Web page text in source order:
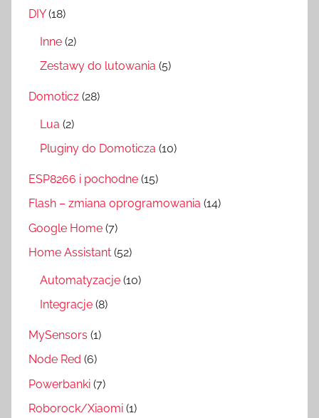
DIY(18)
Inne (2)
Zestawy do lutowania (5)
Domoticz (28)
Lua (2)
Pluginy do Domoticza (10)
ESP8266 i pochodne (15)
Flash – zmiana oprogramowania (14)
Google Home (7)
Home Assistant (52)
Automatyzacje (10)
Integracje (8)
MySensors (1)
Node Red (6)
Powerbanki (7)
Roborock/Xiaomi (1)